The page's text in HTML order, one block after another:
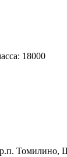
18000
Томилино,